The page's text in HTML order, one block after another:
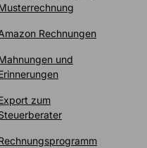
Rechnungen
und
zum